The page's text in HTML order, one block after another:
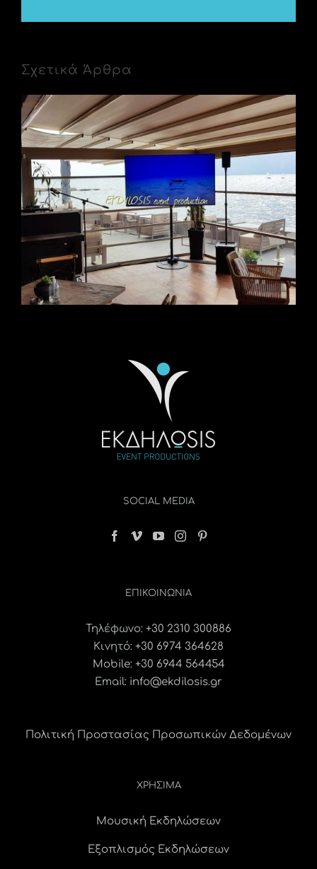
Σχετικά Άρθρα
SOCIAL MEDIA
ΕΠΙΚΟΙΝΩΝΊΑ
Τηλέφωνο: +30 2310 300886
Κινητό: +30 6974 364628
Mobile: +30 6944 564454
Email: info@ekdilosis.gr
Πολιτική Προστασίας Προσωπικών Δεδομένων
ΧΡΗΣΙΜΑ
Μουσική Εκδηλώσεων
Εξοπλισμός Εκδηλώσεων